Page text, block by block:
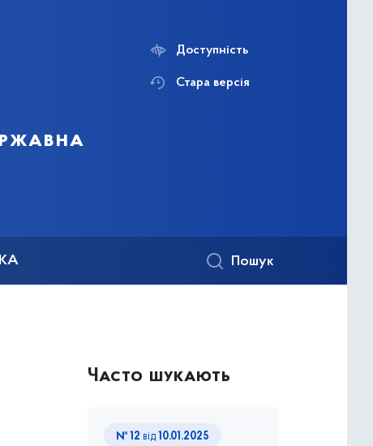
Доступність
Стара версія
Пошук
Часто шукають
№ 12 від 10.01.2025